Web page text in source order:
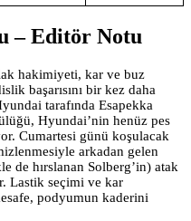
– Editör Notu
hakimiyeti, kar ve buz
başarısını bir kez daha
tarafında Esapekka
Hyundai’nin henüz pes
Cumartesi günü koşulacak
arkadan gelen
de hırslanan Solberg’in) atak
Lastik seçimi ve kar
podyumun kaderini